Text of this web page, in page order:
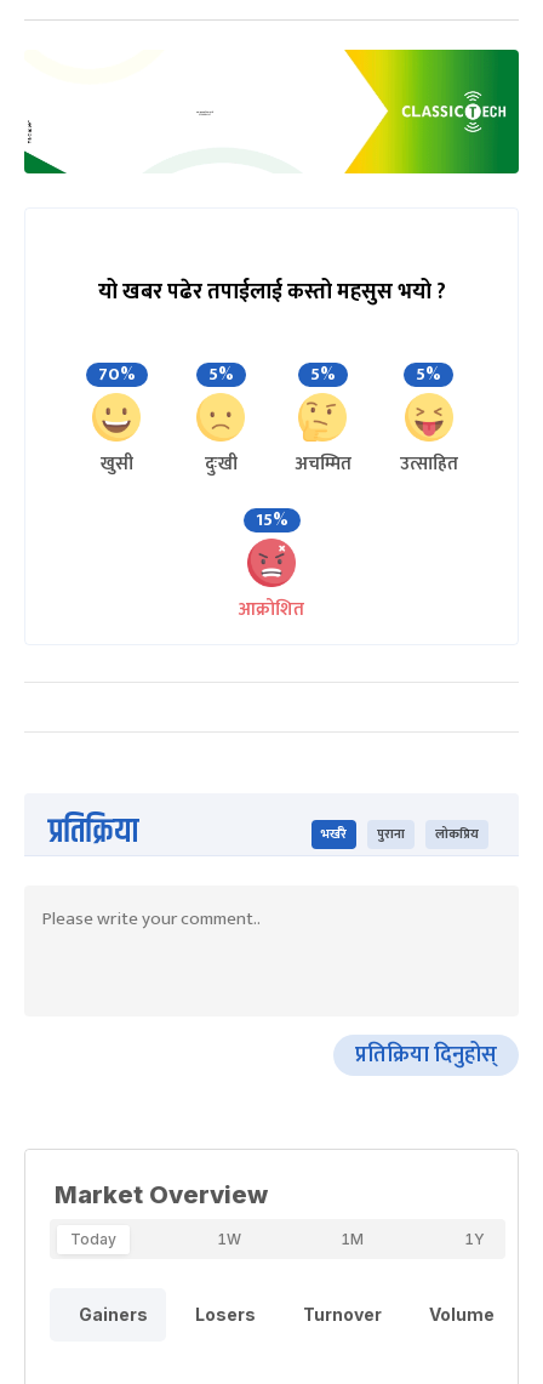
यो खबर पढेर तपाईलाई कस्तो महसुस भयो ?
70%
खुसी
5%
दुःखी
5%
अचम्मित
5%
उत्साहित
15%
आक्रोशित
प्रतिक्रिया भर्खरै पुराना लोकप्रिय
प्रतिक्रिया दिनुहोस्